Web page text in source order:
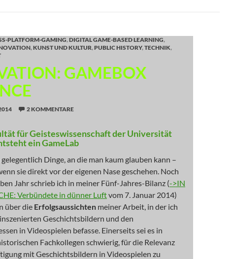
PLATFORM-GAMING,DIGITAL GAME-BASED LEARNING,
,KUNST UND KULTUR,PUBLIC HISTORY,TECHNIK,
GAMEBOX
2 KOMMENTARE
für Geisteswissenschaft der Universität
ein GameLab
gelegentlich Dinge, an die man kaum glauben kann –
sie direkt vor der eigenen Nase geschehen. Noch
Jahr schrieb ich in meiner Fünf-Jahres-Bilanz (->IN
Verbündete in dünner Luftvom 7. Januar 2014)
über die Erfolgsaussichten meiner Arbeit, in der ich
Geschichtsbildern und den
in Videospielen befasse. Einerseits sei es in
Fachkollegen schwierig, für die Relevanz
mit Geschichtsbildern in Videospielen zu